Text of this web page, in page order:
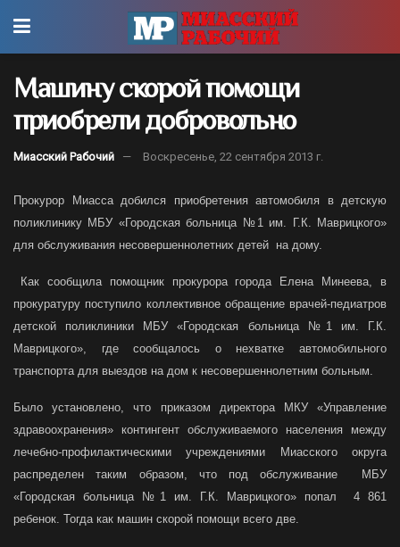
Машину скорой помощи
приобрели добровольно
Миасский Рабочий Воскресенье, 22 сентября 2013 г.
Прокурор Миасса добился приобретения автомобиля в детскую
поликлинику МБУ «Городская больница №1 им. Г.К. Маврицкого»
для обслуживания несовершеннолетних детей на дому.
Как сообщила помощник прокурора города Елена Минеева, в
прокуратуру поступило коллективное обращение врачей-педиатров
детской поликлиники МБУ «Городская больница №1 им. Г.К.
Маврицкого», где сообщалось о нехватке автомобильного
транспорта для выездов на дом к несовершеннолетним больным.
Было установлено, что приказом директора МКУ «Управление
здравоохранения» контингент обслуживаемого населения между
лечебно-профилактическими учреждениями Миасского округа
распределен таким образом, что под обслуживание МБУ
«Городская больница №1 им. Г.К. Маврицкого» попал 4 861
ребенок. Тогда как машин скорой помощи всего две.